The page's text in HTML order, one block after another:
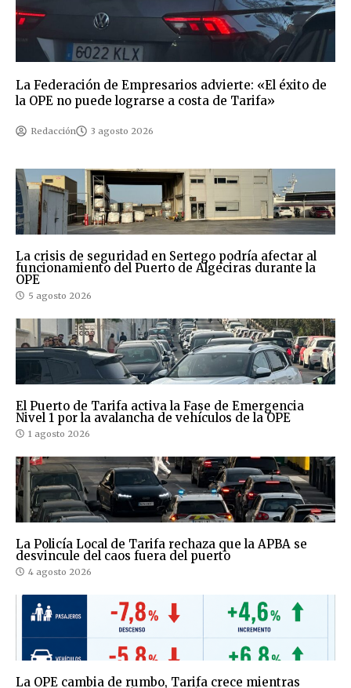
La Federación de Empresarios advierte: «El éxito de
la OPE no puede lograrse a costa de Tarifa»
Redacción 3 agosto 2026
La crisis de seguridad en Sertego podría afectar al
funcionamiento del Puerto de Algeciras durante la
OPE
5 agosto 2026
El Puerto de Tarifa activa la Fase de Emergencia
Nivel 1 por la avalancha de vehículos de la OPE
1 agosto 2026
La Policía Local de Tarifa rechaza que la APBA se
desvincule del caos fuera del puerto
4 agosto 2026
La OPE cambia de rumbo, Tarifa crece mientras